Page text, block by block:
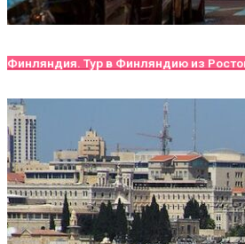
Финляндия. Тур в Финляндию из